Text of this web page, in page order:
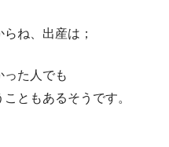
ね、出産は；
った人でも
ともあるそうです。